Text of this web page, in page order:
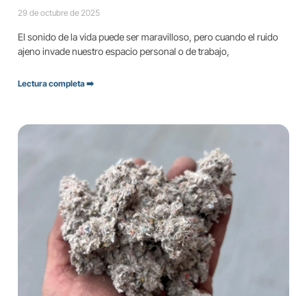
29 de octubre de 2025
El sonido de la vida puede ser maravilloso, pero cuando el ruido
ajeno invade nuestro espacio personal o de trabajo,
Lectura completa ➡️